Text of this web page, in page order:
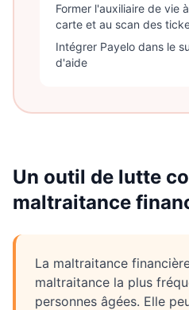
Former l'auxiliaire de vie
carte et au scan des
Intégrer Payelo dans le
d'aide
Un outil de lutte
maltraitance
La maltraitance
maltraitance la plus
personnes âgées. Elle